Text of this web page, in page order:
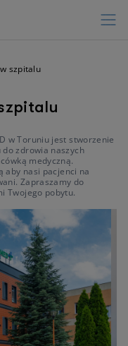
szpitalu
w Toruniu jest stworzenie
zdrowia naszych
medyczną.
aby nasi pacjenci na
Zapraszamy do
Twojego pobytu.